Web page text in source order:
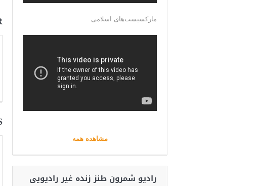
مارکسیست‌های اسلامی
مشاهده همه
رادیو شمرون طنز زنده غیر رادیویی